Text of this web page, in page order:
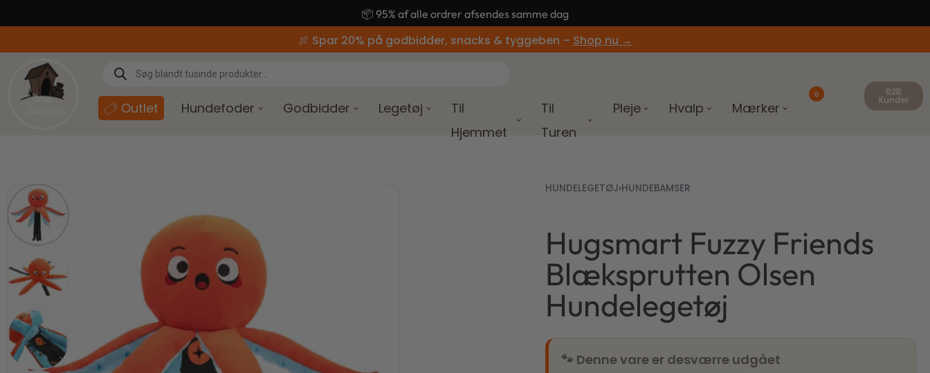
🚚 Gratis fragt ved køb over 499,-
🍖 Spar 20% på godbidder, snacks & tyggeben – Shop nu →
Outlet Hundefoder Godbidder Legetøj
Til
Hjemmet
Til
Turen
Pleje Hvalp Mærker
0 B2B
Kunder
HUNDELEGETØJ›HUNDEBAMSER
129,00kr.
149,00kr.
Hugsmart Fuzzy Friends
Blæksprutten Olsen
Hundelegetøj
🐾 Denne vare er desværre udgået